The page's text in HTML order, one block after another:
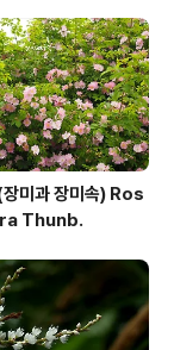
미과 장미속) Ros
Thunb.